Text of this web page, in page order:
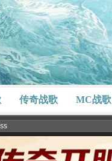
传奇战歌 MC战歌